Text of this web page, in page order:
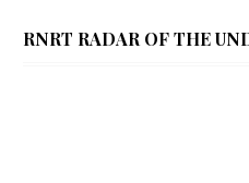
RNRT RADAR OF THE